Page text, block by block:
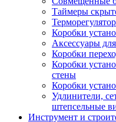
Таймеры
Коробки
Аксессуары
Коробки
Коробки
стены
Коробки
Удлинители,
штепсельные
Инструмент и